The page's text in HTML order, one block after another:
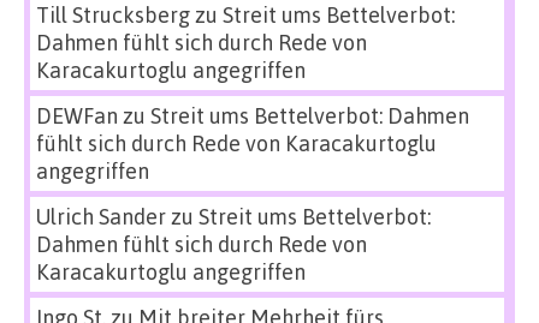
Till Strucksbergzu Streit ums Bettelverbot:
Dahmen fühlt sich durch Rede von
Karacakurtoglu angegriffen
DEWFan zu Streit ums Bettelverbot: Dahmen
fühlt sich durch Rede von Karacakurtoglu
angegriffen
Ulrich Sanderzu Streit ums Bettelverbot:
Dahmen fühlt sich durch Rede von
Karacakurtoglu angegriffen
Ingo St. zu Mit breiter Mehrheit fürs